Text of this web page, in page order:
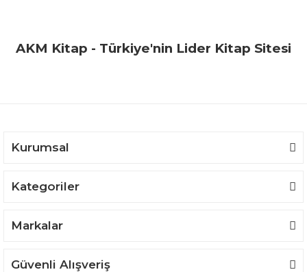
Yorum Yaz
Ürün resmi kalitesiz, bozuk veya görüntülenemiyor.
AKM Kitap - Türkiye'nin Lider Kitap Sitesi
Kurumsal
Kategoriler
Markalar
Güvenli Alışveriş